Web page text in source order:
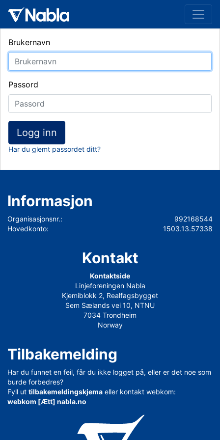
Brukernavn
Passord
Logg inn
Har du glemt passordet ditt?
Informasjon
Organisasjonsnr.:
992168544
Hovedkonto:
1503.13.57338
Kontakt
Kontaktside
Linjeforeningen Nabla
Kjemiblokk 2, Realfagsbygget
Sem Sælands vei 10, NTNU
7034 Trondheim
Norway
Tilbakemelding
Har du funnet en feil, får du ikke logget på, eller er det noe som
burde forbedres?
Fyll ut tilbakemeldingskjema eller kontakt webkom:
webkom [Ætt] nabla.no